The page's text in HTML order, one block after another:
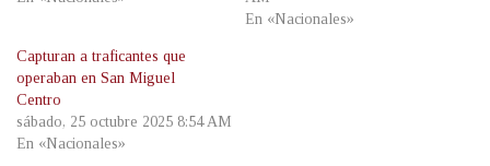
En «Nacionales»
Capturan a traficantes que
operaban en San Miguel
Centro
sábado, 25 octubre 2025 8:54 AM
En «Nacionales»